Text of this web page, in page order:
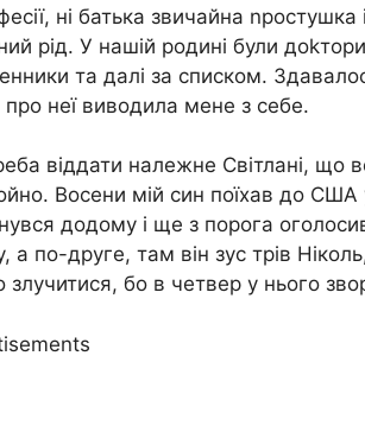
ні батька звичайна
рід. У нашій родині були
та далі за списком.
неї виводила мене з себе.
віддати належне Світлані, що
Восени мій син поїхав до США
додому і ще з порога
а по-друге, там він зус трів
злучитися, бо в четвер у нього